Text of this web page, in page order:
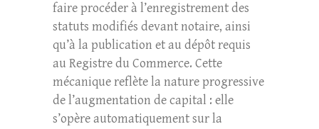
faire procéder à l’enregistrement des
statuts modifiés devant notaire, ainsi
qu’à la publication et au dépôt requis
au Registre du Commerce. Cette
mécanique reflète la nature progressive
de l’augmentation de capital : elle
s’opère automatiquement sur la